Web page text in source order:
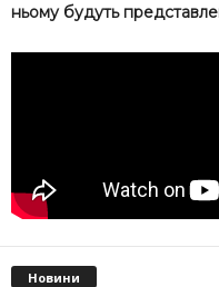
ньому будуть
Новини